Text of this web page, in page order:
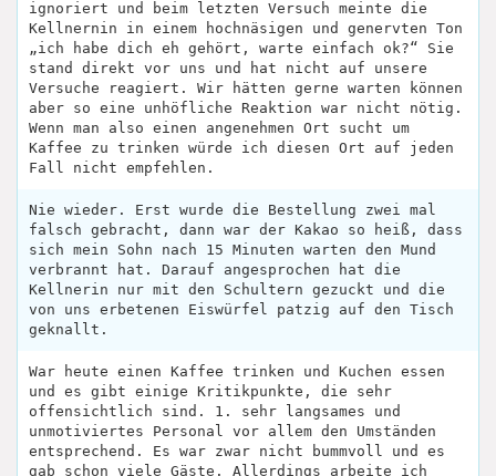
ignoriert und beim letzten Versuch meinte die
Kellnernin in einem hochnäsigen und genervten Ton
„ich habe dich eh gehört, warte einfach ok?“ Sie
stand direkt vor uns und hat nicht auf unsere
Versuche reagiert. Wir hätten gerne warten können
aber so eine unhöfliche Reaktion war nicht nötig.
Wenn man also einen angenehmen Ort sucht um
Kaffee zu trinken würde ich diesen Ort auf jeden
Fall nicht empfehlen.
Nie wieder. Erst wurde die Bestellung zwei mal
falsch gebracht, dann war der Kakao so heiß, dass
sich mein Sohn nach 15 Minuten warten den Mund
verbrannt hat. Darauf angesprochen hat die
Kellnerin nur mit den Schultern gezuckt und die
von uns erbetenen Eiswürfel patzig auf den Tisch
geknallt.
War heute einen Kaffee trinken und Kuchen essen
und es gibt einige Kritikpunkte, die sehr
offensichtlich sind. 1. sehr langsames und
unmotiviertes Personal vor allem den Umständen
entsprechend. Es war zwar nicht bummvoll und es
gab schon viele Gäste. Allerdings arbeite ich